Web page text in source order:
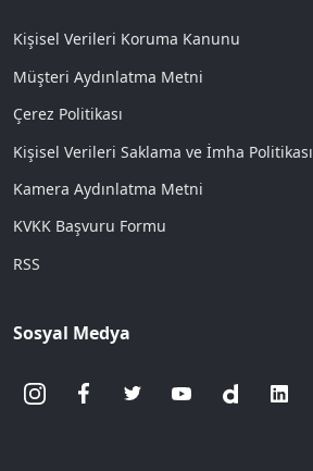
Kişisel Verileri Koruma Kanunu
Müşteri Aydınlatma Metni
Çerez Politikası
Kişisel Verileri Saklama ve İmha Politikası
Kamera Aydınlatma Metni
KVKK Başvuru Formu
RSS
Sosyal Medya